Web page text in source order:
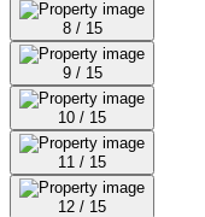
8 / 15
9 / 15
10 / 15
11 / 15
12 / 15